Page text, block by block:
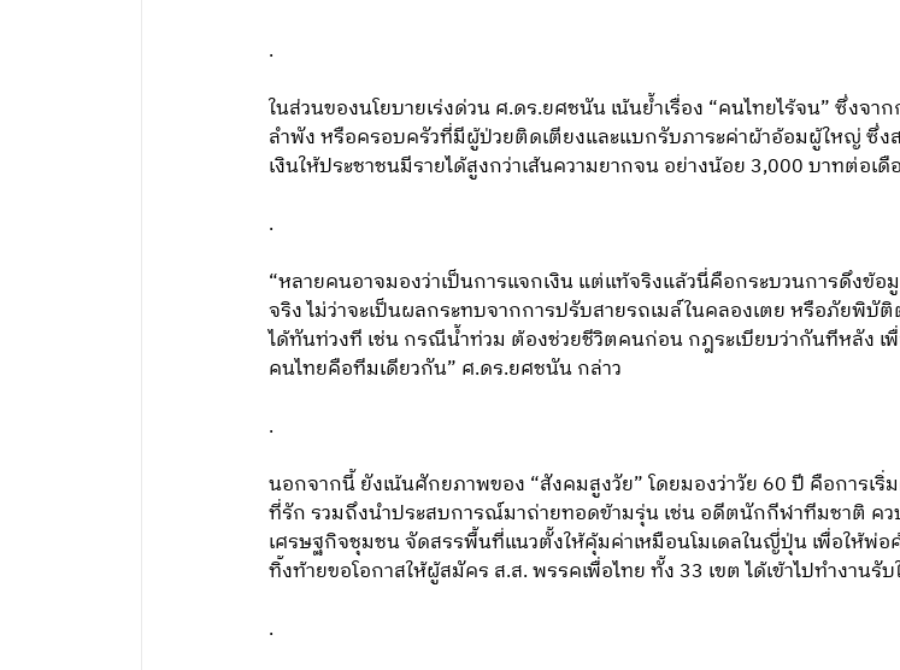
.
ในส่วนของนโยบายเร่งด่วน ศ.ดร.ยศชนัน เน้นย้ำเรื่อง “คนไทยไร้จน” ซึ่งจ
ลำพัง หรือครอบครัวที่มีผู้ป่วยติดเตียงและแบกรับภาระค่าผ้าอ้อมผู้ใหญ่ ซึ่ง
เงินให้ประชาชนมีรายได้สูงกว่าเส้นความยากจน อย่างน้อย 3,000 บาทต่อเดื
.
“หลายคนอาจมองว่าเป็นการแจกเงิน แต่แท้จริงแล้วนี่คือกระบวนการดึงข้
จริง ไม่ว่าจะเป็นผลกระทบจากการปรับสายรถเมล์ในคลองเตย หรือภัยพิบัติ
ได้ทันท่วงที เช่น กรณีน้ำท่วม ต้องช่วยชีวิตคนก่อน กฎระเบียบว่ากันทีหลัง เพื่
คนไทยคือทีมเดียวกัน” ศ.ดร.ยศชนัน กล่าว
.
นอกจากนี้ ยังเน้นศักยภาพของ “สังคมสูงวัย” โดยมองว่าวัย 60 ปี คือการเ
ที่รัก รวมถึงนำประสบการณ์มาถ่ายทอดข้ามรุ่น เช่น อดีตนักกีฬาทีมชาติ ค
เศรษฐกิจชุมชน จัดสรรพื้นที่แนวตั้งให้คุ้มค่าเหมือนโมเดลในญี่ปุ่น เพื่อให้พ่
ทิ้งท้ายขอโอกาสให้ผู้สมัคร ส.ส. พรรคเพื่อไทย ทั้ง 33 เขต ได้เข้าไปทำงานรั
.